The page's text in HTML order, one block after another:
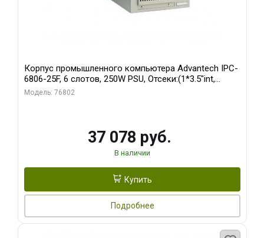
Корпус промышленного компьютера Advantech IPC-
6806-25F, 6 слотов, 250W PSU, Отсеки:(1*3.5"int,
1*3.5"ext)
Модель: 76802
37 078 руб.
В наличии
Купить
Подробнее